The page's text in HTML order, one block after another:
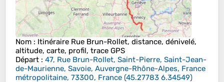
Nom : Itinéraire Rue Brun-Rollet, distance, dénivelé,
altitude, carte, profil, trace GPS
Départ : 47, Rue Brun-Rollet, Saint-Pierre, Saint-Jean-
de-Maurienne, Savoie, Auvergne-Rhône-Alpes, France
métropolitaine, 73300, France (45.27783 6.34549)